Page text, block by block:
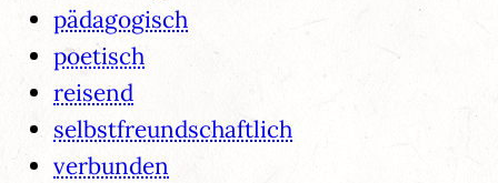
pädagogisch
poetisch
reisend
selbstfreundschaftlich
verbunden